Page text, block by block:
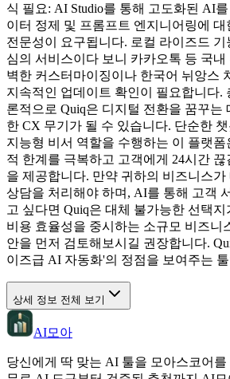
식 필요: AI Studio를 통해 고도화된 AI
이터 정제 및 프롬프트 엔지니어링에 대
전문성이 요구됩니다. 로컬 라이즈드
심의 서비스이다 보니 카카오톡 등 국
벽한 커스터마이징이나 한국어 뉘앙스
지속적인 업데이트 확인이 필요합니다.
론적으로 Quiq은 디지털 전환을 꿈꾸는
한 CX 무기가 될 수 있습니다. 단순한
지능형 비서 역할을 수행하는 이 플랫폼
적 한계를 극복하고 고객에게 24시간
을 제공합니다. 만약 귀하의 비즈니스가
상담을 처리해야 하며, AI를 통해 고객
고 싶다면 Quiq은 대체 불가능한 선택
비용 효율성을 중시하는 소규모 비즈니
안을 먼저 검토해보시길 권장합니다.
이즈급 AI 자동화'의 정점을 보여주는
상세 정보 전체 보기
AI모아
당신에게 딱 맞는 AI 툴을 모아스코어